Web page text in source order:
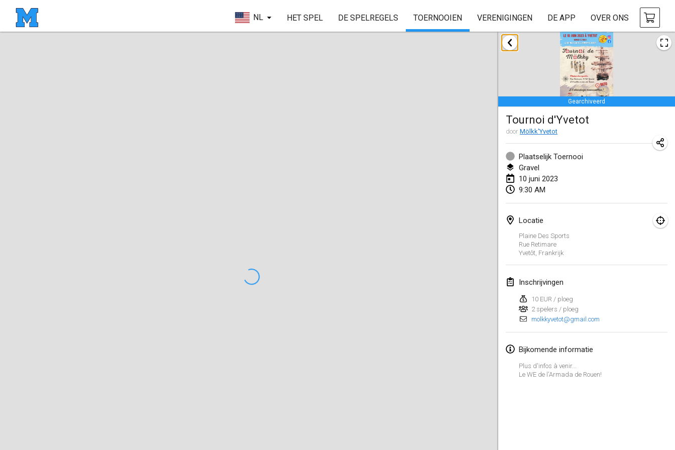
NL HET SPEL DE SPELREGELS TOERNOOIEN VERENIGINGEN DE APP OVER ONS
Gearchiveerd
Tournoi d'Yvetot
door Mölkk'Yvetot
Plaatselijk Toernooi
Gravel
10 juni 2023
9:30 AM
Locatie
Plaine Des Sports
Rue Retimare
Yvetôt, Frankrijk
Inschrijvingen
10 EUR / ploeg
2 spelers / ploeg
molkkyvetot@gmail.com
Bijkomende informatie
Plus d'infos à venir...
Le WE de l'Armada de Rouen!
januari 2023
LE Tournoi de Noël
14 jan. 2023|Frankrijk
Indoor Polish Championship - Halowe Mistrzostwa Polski w Mölkky
14 jan. 2023|Polen
Tournoi Mixte ASPTTOM
21 jan. 2023|Frankrijk
28 jan. 2023
29 jan. 2023
februari 2023
4 feb. 2023
SingeliDuppeli
4 feb. 2023|Finland